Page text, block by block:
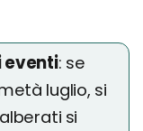
eventi: se
luglio, si
si